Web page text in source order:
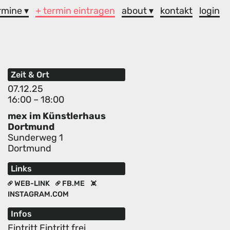
▾ + termin eintragen about ▾ kontakt login
Zeit & Ort
07.12.25
16:00 – 18:00
mex im Künstlerhaus
Dortmund
Sunderweg 1
Dortmund
Links
WEB-LINK
FB.ME
INSTAGRAM.COM
Infos